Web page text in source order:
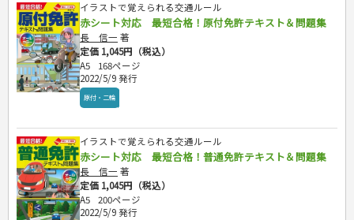
イラストで覚えられる交通ルール
赤シート対応 最短合格！原付免許テキスト＆問題集
長 信一 著
定価 1,045円（税込）
A5
168ページ
2022/5/9 発行
原付・二輪
イラストで覚えられる交通ルール
赤シート対応 最短合格！普通免許テキスト＆問題集
長 信一 著
定価 1,045円（税込）
A5
200ページ
2022/5/9 発行